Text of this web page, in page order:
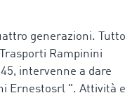
generazioni. Tutto
Rampinini
intervenne a dare
Ernestosrl ". Attività e